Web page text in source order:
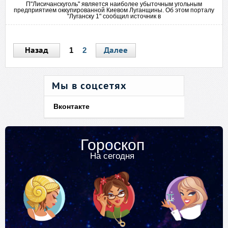
П"Лисичанскуголь" является наиболее убыточным угольным
предприятием оккупированной Киевом Луганщины. Об этом порталу
"Луганску 1" сообщил источник в
Назад 1 2 Далее
Мы в соцсетях
Вконтакте
Гороскоп
На сегодня